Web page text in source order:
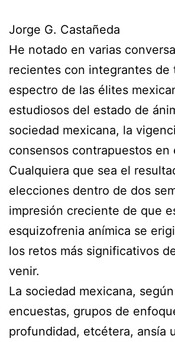
Jorge G. Castañeda
He notado en varias
recientes con integrantes de
espectro de las élites
estudiosos del estado de
sociedad mexicana, la
consensos contrapuestos en
Cualquiera que sea el
elecciones dentro de dos
impresión creciente de que
esquizofrenia anímica se
los retos más significativos
venir.
La sociedad mexicana,
encuestas, grupos de
profundidad, etcétera, ansía